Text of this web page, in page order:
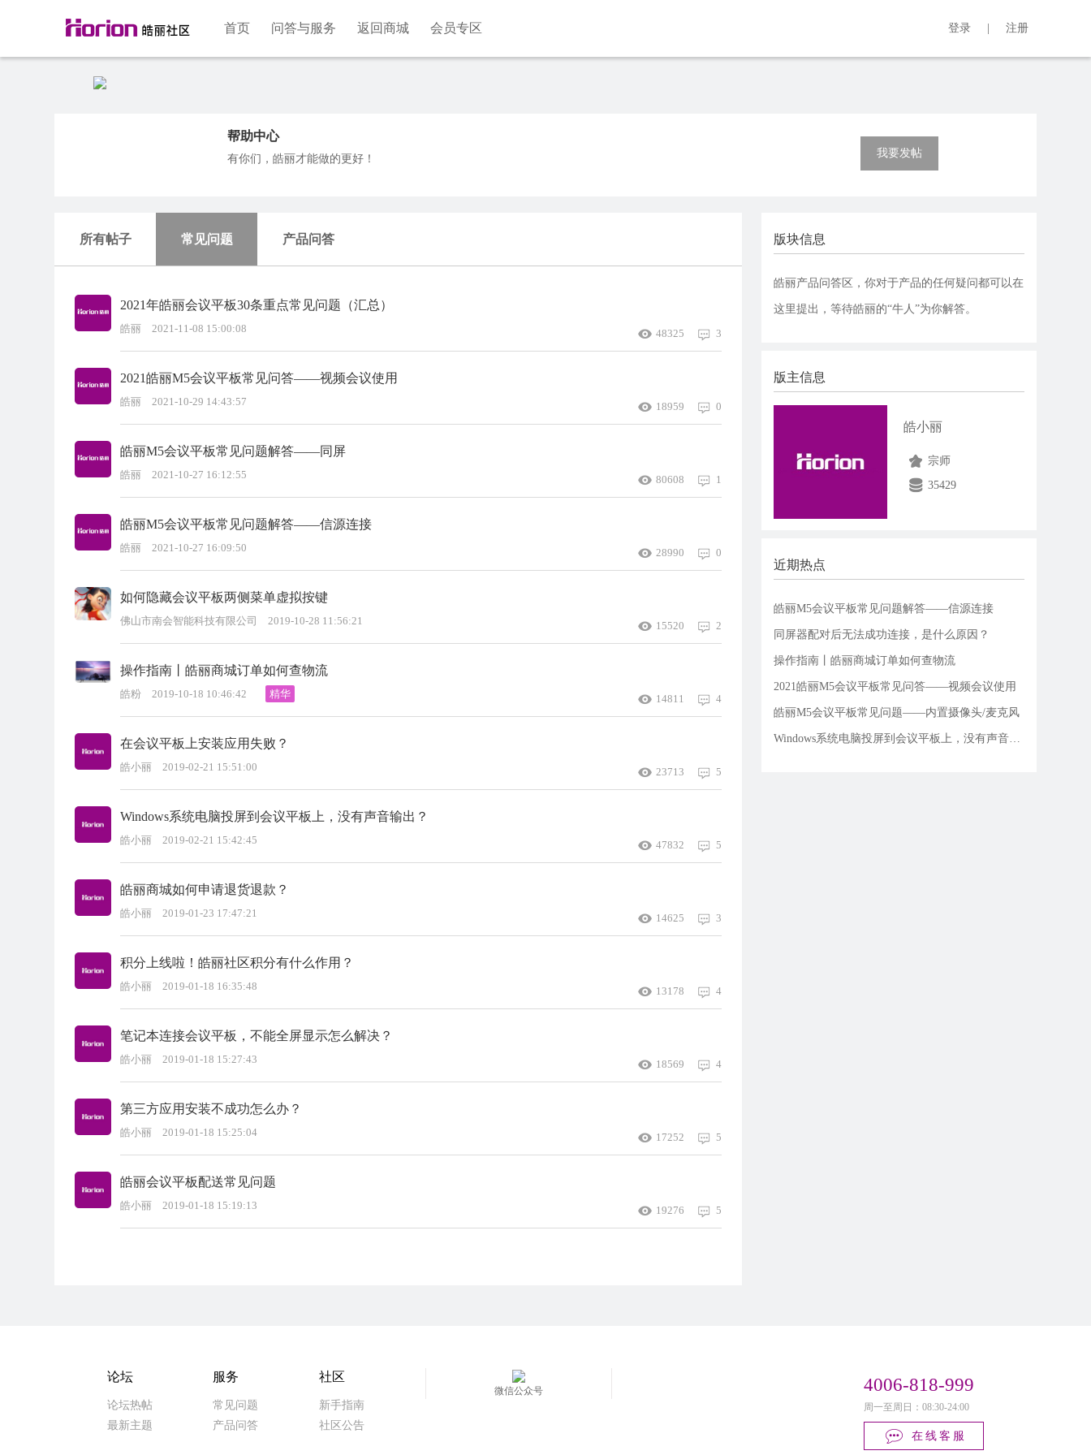
首页 问答与服务 返回商城 会员专区 登录 注册
帮助中心
有你们，皓丽才能做的更好！ 我要发帖
所有帖子 常见问题 产品问答
2021年皓丽会议平板30条重点常见问题（汇总）
皓丽 2021-11-08 15:00:08 3
48325
2021皓丽M5会议平板常见问答——视频会议使用
皓丽 2021-10-29 14:43:57 0
18959
皓丽M5会议平板常见问题解答——同屏
皓丽 2021-10-27 16:12:55 1
80608
皓丽M5会议平板常见问题解答——信源连接
皓丽 2021-10-27 16:09:50 0
28990
如何隐藏会议平板两侧菜单虚拟按键
佛山市南会智能科技有限公司 2019-10-28 11:56:21 2
15520
操作指南丨皓丽商城订单如何查物流
皓粉 2019-10-18 10:46:42 精华 4
14811
在会议平板上安装应用失败？
皓小丽 2019-02-21 15:51:00 5
23713
Windows系统电脑投屏到会议平板上，没有声音输出？
皓小丽 2019-02-21 15:42:45 5
47832
皓丽商城如何申请退货退款？
皓小丽 2019-01-23 17:47:21 3
14625
积分上线啦！皓丽社区积分有什么作用？
皓小丽 2019-01-18 16:35:48 4
13178
笔记本连接会议平板，不能全屏显示怎么解决？
皓小丽 2019-01-18 15:27:43 4
18569
第三方应用安装不成功怎么办？
皓小丽 2019-01-18 15:25:04 5
17252
皓丽会议平板配送常见问题
皓小丽 2019-01-18 15:19:13 5
19276
版块信息
皓丽产品问答区，你对于产品的任何疑问都可以在
这里提出，等待皓丽的“牛人”为你解答。
版主信息
皓小丽
宗师
35429
近期热点
皓丽M5会议平板常见问题解答——信源连接
同屏器配对后无法成功连接，是什么原因？
操作指南丨皓丽商城订单如何查物流
2021皓丽M5会议平板常见问答——视频会议使用
皓丽M5会议平板常见问题——内置摄像头/麦克风
Windows系统电脑投屏到会议平板上，没有声音输出？
论坛
论坛热帖
最新主题
服务
常见问题
产品问答
社区
新手指南
社区公告
微信公众号 4006-818-999
周一至周日：08:30-24:00
在线客服